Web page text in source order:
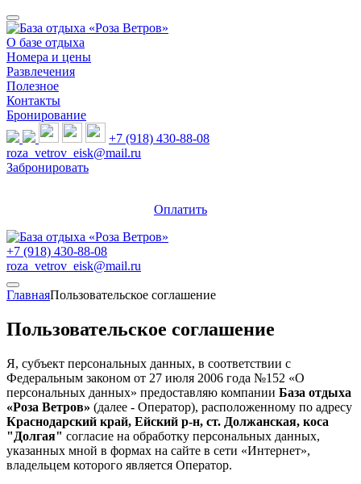
О базе отдыха
Номера и цены
Развлечения
Полезное
Контакты
Бронирование
+7 (918) 430-88-08
roza_vetrov_eisk@mail.ru
Забронировать
Оплатить
+7 (918) 430-88-08
roza_vetrov_eisk@mail.ru
ГлавнаяПользовательское соглашение
Пользовательское соглашение
Я, субъект персональных данных, в соответствии с
Федеральным законом от 27 июля 2006 года №152 «О
персональных данных» предоставляю компании База отдыха
«Роза Ветров» (далее - Оператор), расположенному по адресу
Краснодарский край, Ейский р-н, ст. Должанская, коса
"Долгая" согласие на обработку персональных данных,
указанных мной в формах на сайте в сети «Интернет»,
владельцем которого является Оператор.